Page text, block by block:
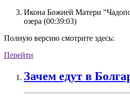
Икона Божией Матери
озера (00:39:03)
Полную версию смотрите здесь:
Перейти
Зачем едут в